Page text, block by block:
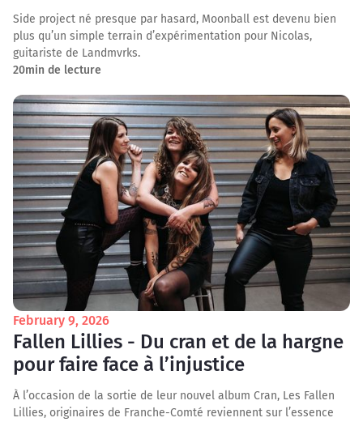
Side project né presque par hasard, Moonball est devenu bien
plus qu’un simple terrain d’expérimentation pour Nicolas,
guitariste de Landmvrks.
20min de lecture
February 9, 2026
Fallen Lillies - Du cran et de la hargne
pour faire face à l’injustice
À l’occasion de la sortie de leur nouvel album Cran, Les Fallen
Lillies, originaires de Franche-Comté reviennent sur l’essence